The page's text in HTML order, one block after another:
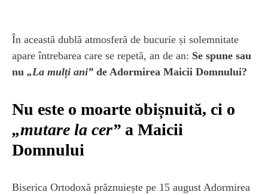
În această dublă atmosferă de bucurie și solemnitate
apare întrebarea care se repetă, an de an: Se spune sau
nu „La mulți ani” de Adormirea Maicii Domnului?
Nu este o moarte obișnuită, ci o
„mutare la cer” a Maicii
Domnului
Biserica Ortodoxă prăznuiește pe 15 august Adormirea